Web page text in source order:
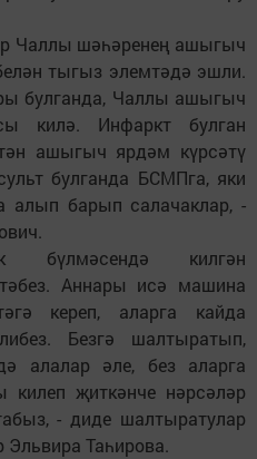
Чаллы шәһәренең ашыгыч
тыгыз элемтәдә эшли.
булганда, Чаллы ашыгыч
килә. Инфаркт булган
ашыгыч ярдәм күрсәтү
булганда БСМПга, яки
алып барып салачаклар, -
бүлмәсендә килгән
Аннары исә машина
кереп, аларга кайда
Безгә шалтыратып,
алалар әле, без аларга
җиткәнче нәрсәләр
- диде шалтыратулар
Эльвира Таһирова.